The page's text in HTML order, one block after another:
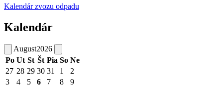
Kalendár zvozu odpadu
Kalendár
August2026
Po Ut St Št Pia So Ne
27 28 29 30 31 1
2
3
4 5 6 7 8
9